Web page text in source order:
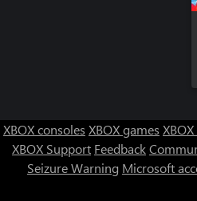
XBOX consoles XBOX games
XBOX Support Feedback
Seizure Warning Microsoft